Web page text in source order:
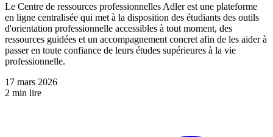
Le Centre de ressources professionnelles Adler est une plateforme
en ligne centralisée qui met à la disposition des étudiants des outils
d'orientation professionnelle accessibles à tout moment, des
ressources guidées et un accompagnement concret afin de les aider à
passer en toute confiance de leurs études supérieures à la vie
professionnelle.
17 mars 2026
2 min lire